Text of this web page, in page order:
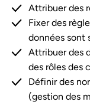
Attribuer des
Fixer des
données sont
Attribuer des
des rôles des
Définir des
(gestion des